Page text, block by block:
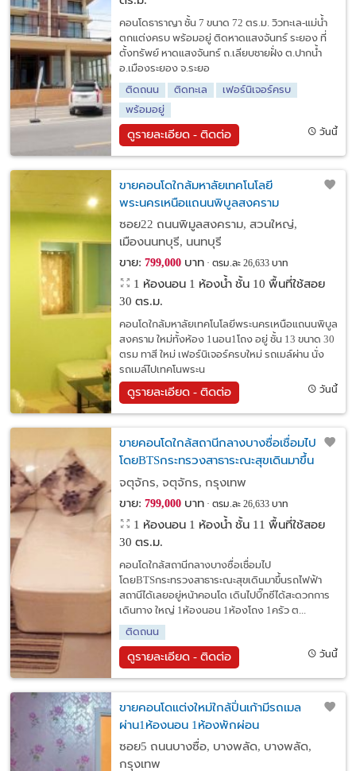
คอนโดธาราญา ชั้น 7 ขนาด 72 ตร.ม. วิวทะเล-แม่น้ำ
ตกแต่งครบ พร้อมอยู่ ติดหาดแสงจันทร์ ระยอง ที่
ตั้งทรัพย์ หาดแสงจันทร์ ถ.เลียบชายฝั่ง ต.ปากน้ำ
อ.เมืองระยอง จ.ระยอ
ติดถนน
ติดทะเล
เฟอร์นิเจอร์ครบ
พร้อมอยู่
ดูรายละเอียด - ติดต่อ วันนี้
ขายคอนโดใกล้มหาลัยเทคโนโลยี
พระนครเหนือแถนนพิบูลสงคราม
ซอย22 ถนนพิมูลสงคราม, สวนใหญ่,
เมืองนนทบุรี, นนทบุรี
ขาย: 799,000บาท ตรม.ละ 26,633 บาท
1 ห้องนอน 1 ห้องน้ำ ชั้น 10 พื้นที่ใช้สอย
30 ตร.ม.
คอนโดใกล้มหาลัยเทคโนโลยีพระนครเหนือแถนนพิบูล
สงคราม ใหม่ทั้งห้อง 1นอน1โถง อยู่ ชั้น 13 ขนาด 30
ตรม ทาสี ใหม่ เฟอร์นิเจอร์ครบใหม่ รถเมล์ผ่าน นั่ง
รถเมล์ไปเทคโนพระน
ดูรายละเอียด - ติดต่อ วันนี้
ขายคอนโดใกล้สถานีกลางบางซื่อเชื่อมไป
โดยBTSกระทรวงสาธาระณะสุขเดินมาขึ้น
รถไฟฟ้าสถานีได้เลยอยู่หน้าคอนโด1ห้องนอน
จตุจักร, จตุจักร, กรุงเทพ
ขาย: 799,000บาท ตรม.ละ 26,633 บาท
1 ห้องนอน 1 ห้องน้ำ ชั้น 11 พื้นที่ใช้สอย
30 ตร.ม.
คอนโดใกล้สถานีกลางบางซื่อเชื่อมไป
โดยBTSกระทรวงสาธาระณะสุขเดินมาขึ้นรถไฟฟ้า
สถานีได้เลยอยู่หน้าคอนโด เดินไปบิ๊กซีได้สะดวกการ
เดินทาง ใหญ่ 1ห้องนอน 1ห้องโถง 1ครัว ต...
ติดถนน
ดูรายละเอียด - ติดต่อ วันนี้
ขายคอนโดแต่งใหม่ใกล้ปิ่นเก้ามีรถเมล
ผ่าน1ห้องนอน 1ห้องพักผ่อน
ซอย5 ถนนบางซื่อ, บางพลัด, บางพลัด,
กรุงเทพ